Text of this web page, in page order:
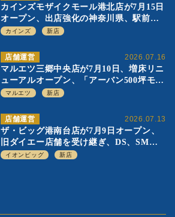
カインズモザイクモール港北店が7月15日
オープン、出店強化の神奈川県、駅前
SC2階の都市型小型店
カインズ 新店
2026.07.16
店舗運営
マルエツ三郷中央店が7月10日、増床リニ
ューアルオープン、「アーバン500坪モデ
ル」の実験を集大成、駅前立地受け、寿
マルエツ 新店
2026.07.13
店舗運営
ザ・ビッグ港南台店が7月9日オープン、
旧ダイエー店舗を受け継ぎ、DS、SM激
戦区にイオンビッグが出店へ
イオンビッグ 新店